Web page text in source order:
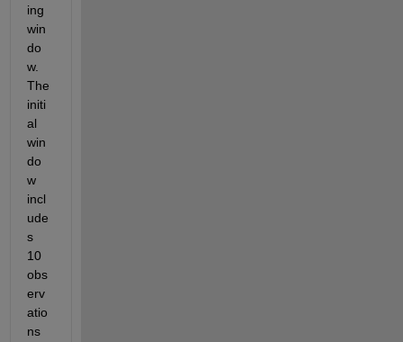
ing
win
do
w.
The
initi
al
win
do
w
incl
ude
s
10
obs
erv
atio
ns